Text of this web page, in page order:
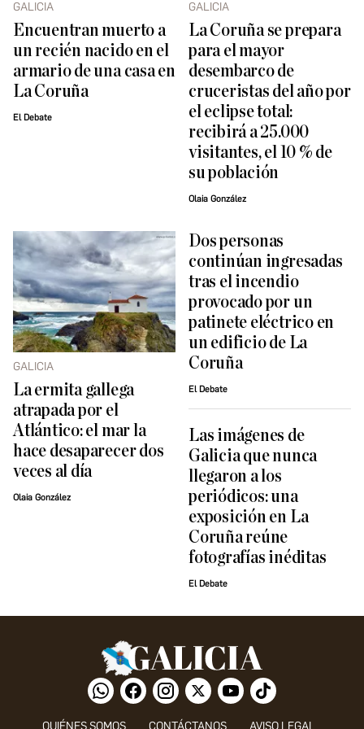
GALICIA
Encuentran muerto a
un recién nacido en el
armario de una casa en
La Coruña
El Debate
GALICIA
La Coruña se prepara
para el mayor
desembarco de
cruceristas del año por
el eclipse total:
recibirá a 25.000
visitantes, el 10 % de
su población
Olaia González
GALICIA
La ermita gallega
atrapada por el
Atlántico: el mar la
hace desaparecer dos
veces al día
Olaia González
Dos personas
continúan ingresadas
tras el incendio
provocado por un
patinete eléctrico en
un edificio de La
Coruña
El Debate
Las imágenes de
Galicia que nunca
llegaron a los
periódicos: una
exposición en La
Coruña reúne
fotografías inéditas
El Debate